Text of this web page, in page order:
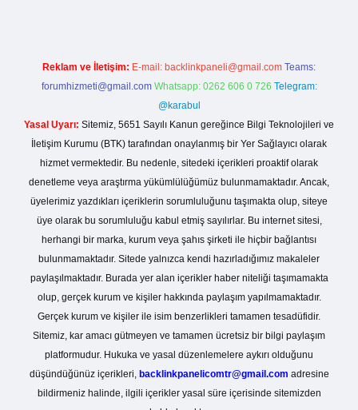
Reklam ve İletişim: E-mail: backlinkpaneli@gmail.com Teams:
forumhizmeti@gmail.com Whatsapp: 0262 606 0 726 Telegram:
@karabul
Yasal Uyarı: Sitemiz, 5651 Sayılı Kanun gereğince Bilgi Teknolojileri ve
İletişim Kurumu (BTK) tarafından onaylanmış bir Yer Sağlayıcı olarak
hizmet vermektedir. Bu nedenle, sitedeki içerikleri proaktif olarak
denetleme veya araştırma yükümlülüğümüz bulunmamaktadır. Ancak,
üyelerimiz yazdıkları içeriklerin sorumluluğunu taşımakta olup, siteye
üye olarak bu sorumluluğu kabul etmiş sayılırlar. Bu internet sitesi,
herhangi bir marka, kurum veya şahıs şirketi ile hiçbir bağlantısı
bulunmamaktadır. Sitede yalnızca kendi hazırladığımız makaleler
paylaşılmaktadır. Burada yer alan içerikler haber niteliği taşımamakta
olup, gerçek kurum ve kişiler hakkında paylaşım yapılmamaktadır.
Gerçek kurum ve kişiler ile isim benzerlikleri tamamen tesadüfidir.
Sitemiz, kar amacı gütmeyen ve tamamen ücretsiz bir bilgi paylaşım
platformudur. Hukuka ve yasal düzenlemelere aykırı olduğunu
düşündüğünüz içerikleri, backlinkpanelicomtr@gmail.com adresine
bildirmeniz halinde, ilgili içerikler yasal süre içerisinde sitemizden